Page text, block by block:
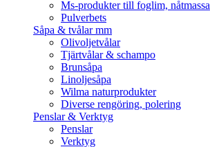
Ms-produkter till foglim, nåtmassa
Pulverbets
Såpa & tvålar mm
Olivoljetvålar
Tjärtvålar & schampo
Brunsåpa
Linoljesåpa
Wilma naturprodukter
Diverse rengöring, polering
Penslar & Verktyg
Penslar
Verktyg